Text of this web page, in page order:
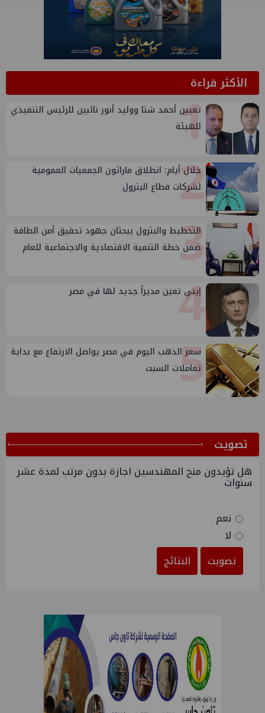
الأكثر قراءة1
تعيين أحمد شتا ووليد أنور نائبين للرئيس التنفيذي
للهيئة
2
خلال أيام: انطلاق ماراثون الجمعيات العمومية
لشركات قطاع البترول
3
التخطيط والبترول يبحثان جهود تحقيق أمن الطاقة
ضمن خطة التنمية الاقتصادية والاجتماعية للعام
4
إيني تعين مديراً جديد لها في مصر
5
سعر الذهب اليوم في مصر يواصل الارتفاع مع بداية
تعاملات السبت
ﺗﺼﻮﻳﺖ
هل تؤيدون منح المهندسين اجازة بدون مرتب لمدة عشر
سنوات
نعم
لا
تصويت
النتائج